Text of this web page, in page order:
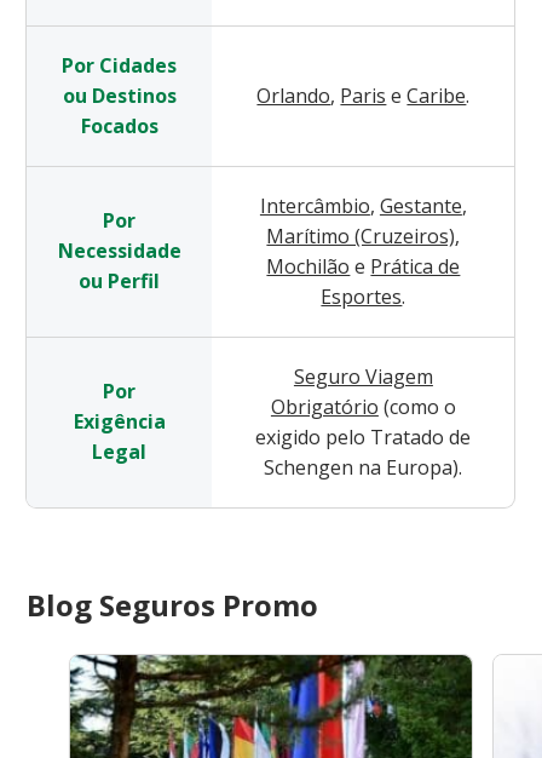
Por Cidades
ou Destinos
Focados
Orlando, Paris e Caribe.
Por
Necessidade
ou Perfil
Intercâmbio, Gestante,
Marítimo (Cruzeiros),
Mochilão e Prática de
Esportes.
Por
Exigência
Legal
Seguro Viagem
Obrigatório (como o
exigido pelo Tratado de
Schengen na Europa).
Blog Seguros Promo